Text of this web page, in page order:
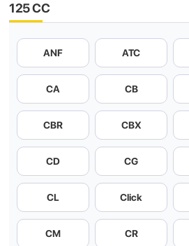
125 CC
ANF ATC
CA CB
CBR CBX
CD CG
CL Click
CM CR